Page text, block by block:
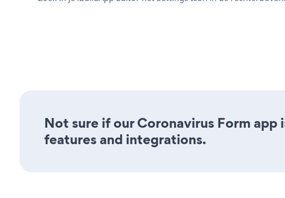
Not sure if our Coronavirus Form
features and integrations.